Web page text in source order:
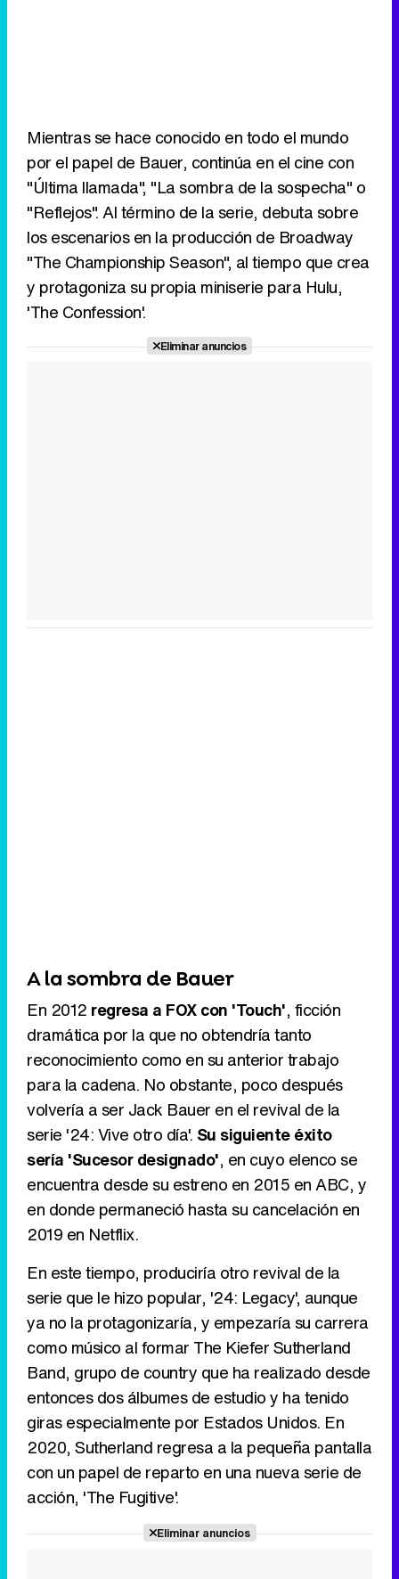
Mientras se hace conocido en todo el mundo
por el papel de Bauer, continúa en el cine con
"Última llamada", "La sombra de la sospecha" o
"Reflejos". Al término de la serie, debuta sobre
los escenarios en la producción de Broadway
"The Championship Season", al tiempo que crea
y protagoniza su propia miniserie para Hulu,
'The Confession'.
Eliminar anuncios
A la sombra de Bauer
En 2012 regresa a FOX con 'Touch', ficción
dramática por la que no obtendría tanto
reconocimiento como en su anterior trabajo
para la cadena. No obstante, poco después
volvería a ser Jack Bauer en el revival de la
serie '24: Vive otro día'. Su siguiente éxito
sería 'Sucesor designado', en cuyo elenco se
encuentra desde su estreno en 2015 en ABC, y
en donde permaneció hasta su cancelación en
2019 en Netflix.
En este tiempo, produciría otro revival de la
serie que le hizo popular, '24: Legacy', aunque
ya no la protagonizaría, y empezaría su carrera
como músico al formar The Kiefer Sutherland
Band, grupo de country que ha realizado desde
entonces dos álbumes de estudio y ha tenido
giras especialmente por Estados Unidos. En
2020, Sutherland regresa a la pequeña pantalla
con un papel de reparto en una nueva serie de
acción, 'The Fugitive'.
Eliminar anuncios